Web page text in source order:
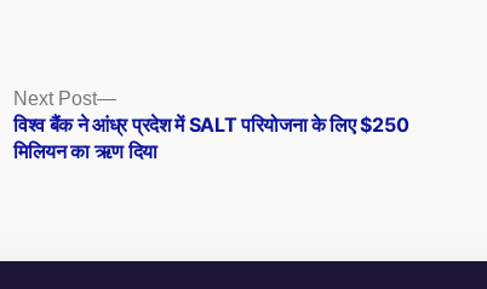
Next Post
Next
post:
विश्व बैंक ने आंध्र प्रदेश में SALT परियोजना के लिए $250
मिलियन का ऋण दिया